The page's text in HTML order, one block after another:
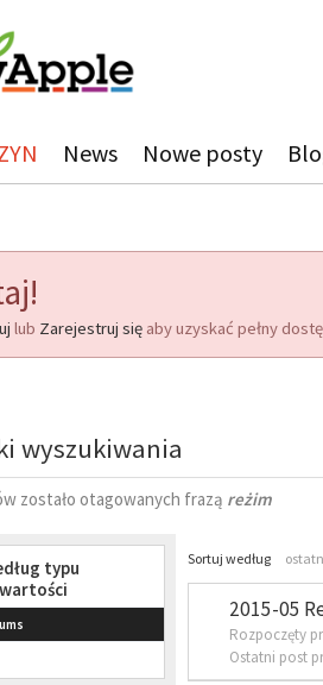
News Nowe posty
lub Zarejestruj się aby uzyskać pełny
wyszukiwania
zostało otagowanych frazą reżim
typu
Sortuj według
2015-05
Rozpoczęty
Ostatni post